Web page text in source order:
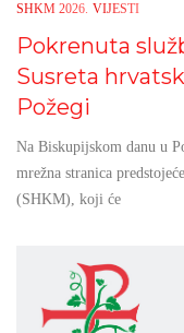
SHKM 2026. VIJESTI
Pokrenuta
Susreta
Požegi
Na Biskupijskom danu u
mrežna stranica
(SHKM), koji će